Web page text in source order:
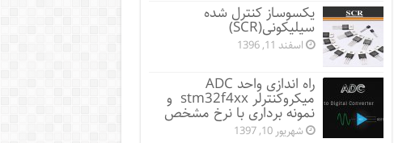
یکسوساز کنترل شده
سیلیکونی(SCR)
اسفند 11, 1396
راه اندازی واحد ADC
میکروکنترلر stm32f4xx و
نمونه برداری با نرخ مشخص
شهریور 10, 1397